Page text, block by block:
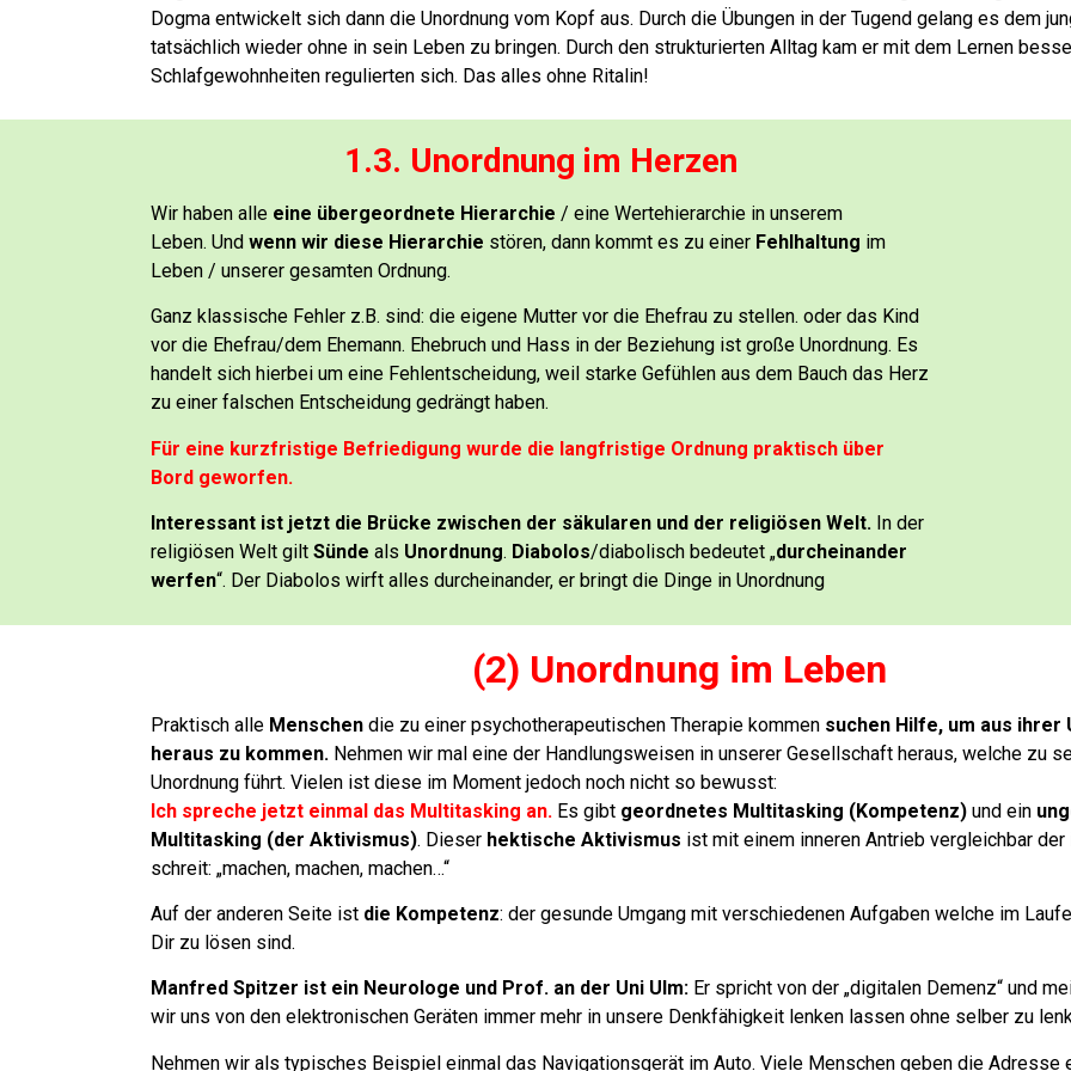
Dogma entwickelt sich dann die Unordnung vom Kopf aus. Durch die Übungen in der Tugend gelang es dem
tatsächlich wieder ohne in sein Leben zu bringen. Durch den strukturierten Alltag kam er mit dem Lernen
Schlafgewohnheiten regulierten sich. Das alles ohne Ritalin!
1.3. Unordnung im Herzen
Wir haben alle eine übergeordnete Hierarchie / eine Wertehierarchie in unserem
Leben. Und wenn wir diese Hierarchie stören, dann kommt es zu einer Fehlhaltung im
Leben / unserer gesamten Ordnung.
Ganz klassische Fehler z.B. sind: die eigene Mutter vor die Ehefrau zu stellen. oder das Kind
vor die Ehefrau/dem Ehemann. Ehebruch und Hass in der Beziehung ist große Unordnung. Es
handelt sich hierbei um eine Fehlentscheidung, weil starke Gefühlen aus dem Bauch das Herz
zu einer falschen Entscheidung gedrängt haben.
Für eine kurzfristige Befriedigung wurde die langfristige Ordnung praktisch über
Bord geworfen.
Interessant ist jetzt die Brücke zwischen der säkularen und der religiösen Welt. In der
religiösen Welt gilt Sünde als Unordnung. Diabolos/diabolisch bedeutet „durcheinander
werfen“. Der Diabolos wirft alles durcheinander, er bringt die Dinge in Unordnung
(2) Unordnung im Leben
Praktisch alle Menschendie zu einer psychotherapeutischen Therapie kommen suchen Hilfe, um aus ihrer
heraus zu kommen. Nehmen wir mal eine der Handlungsweisen in unserer Gesellschaft heraus, welche zu
Unordnung führt. Vielen ist diese im Moment jedoch noch nicht so bewusst:
Ich spreche jetzt einmal das Multitasking an. Es gibt geordnetes Multitasking (Kompetenz)und ein
Multitasking (der Aktivismus). Dieser hektische Aktivismus ist mit einem inneren Antrieb vergleichbar
schreit: „machen, machen, machen…“
Auf der anderen Seite ist die Kompetenz: der gesunde Umgang mit verschiedenen Aufgaben welche im
Dir zu lösen sind.
Manfred Spitzer ist ein Neurologe und Prof. an der Uni Ulm: Er spricht von der „digitalen Demenz“ und
wir uns von den elektronischen Geräten immer mehr in unsere Denkfähigkeit lenken lassen ohne selber zu
Nehmen wir als typisches Beispiel einmal das Navigationsgerät im Auto. Viele Menschen geben die Adresse